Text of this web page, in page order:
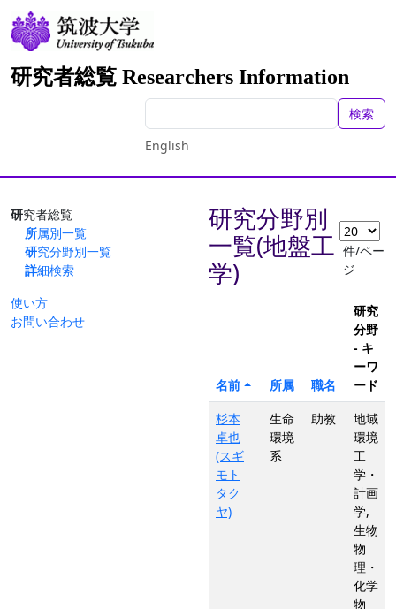
研究者総覧 Researchers Information
検索
English
研究者総覧
所属別一覧
研究分野別一覧
詳細検索
使い方
お問い合わせ
研究分野別
一覧(地盤工
学)
件/ペー
ジ
名前 所属 職名
研究
分野
- キ
ーワ
ード
杉本
卓也
(スギ
モト
タク
ヤ)
生命
環境
系
助教
地域
環境
工
学・
計画
学,
生物
物
理・
化学
物